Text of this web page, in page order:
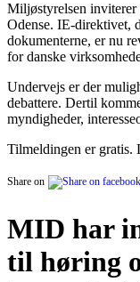
Miljøstyrelsen
Odense. IE-direktivet,
dokumenterne, er nu
for danske
Undervejs er der
debattere. Dertil
myndigheder,
Tilmeldingen er
Share on
MID har
til høring